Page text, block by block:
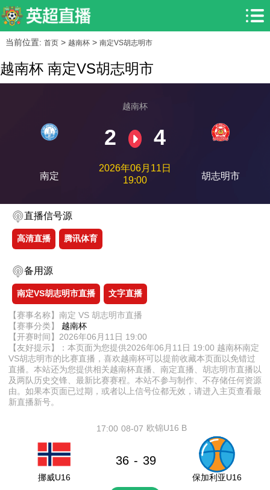
当前位置: 首页> 越南杯> 南定VS胡志明市
越南杯 南定VS胡志明市
南定
越南杯
2 4
2026年06月11日
19:00
胡志明市
直播信号源
高清直播 腾讯体育
备用源
南定VS胡志明市直播 文字直播
【赛事名称】南定 VS 胡志明市直播
【赛事分类】 越南杯
【开赛时间】2026年06月11日 19:00
【友好提示】：本页面为您提供2026年06月11日 19:00 越南杯南定
VS胡志明市的比赛直播，喜欢越南杯可以提前收藏本页面以免错过
直播。本站还为您提供相关越南杯直播、南定直播、胡志明市直播以
及两队历史交锋、最新比赛赛程。本站不参与制作、不存储任何资源
由。如果本页面已过期，或者以上信号位都无效，请进入主页查看最
新直播新号。
08-07
17:00 欧锦U16 B
挪威U16
36 - 39
保加利亚U16